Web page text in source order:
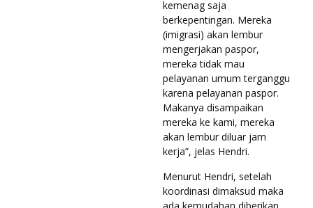
kemenag saja
berkepentingan. Mereka
(imigrasi) akan lembur
mengerjakan paspor,
mereka tidak mau
pelayanan umum terganggu
karena pelayanan paspor.
Makanya disampaikan
mereka ke kami, mereka
akan lembur diluar jam
kerja”, jelas Hendri.
Menurut Hendri, setelah
koordinasi dimaksud maka